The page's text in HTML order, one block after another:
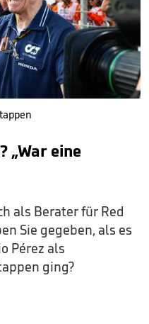
„War eine
als Berater für Red
Sie gegeben, als es
Pérez als
ging?